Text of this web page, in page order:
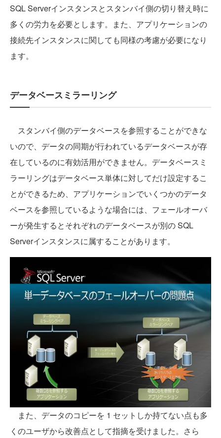
SQL Serverインスタンスとスタンバイ側の切り替え時に
多くの労力を必要とします。また、アプリケーションの
接続先インスタンスに関しても同様の考慮が必要になり
ます。
データベースミラーリング
スタンバイ側のデータベースを参照することができな
いので、データの同期が行われているデータベースが存
在しているのに有効活用ができません。データベースミ
ラーリングはデータベース単体に対してだけ設定するこ
とができるため、アプリケーションでいくつかのデータ
ベースを参照しているような場合には、フェールオーバ
ーが発生するとそれぞれのデータベースが別の SQL
Serverインスタンスに属することがあります。
また、データのコピーを 1 セットしか持てない点も多
くのユーザから改善点として指摘を受けました。さら